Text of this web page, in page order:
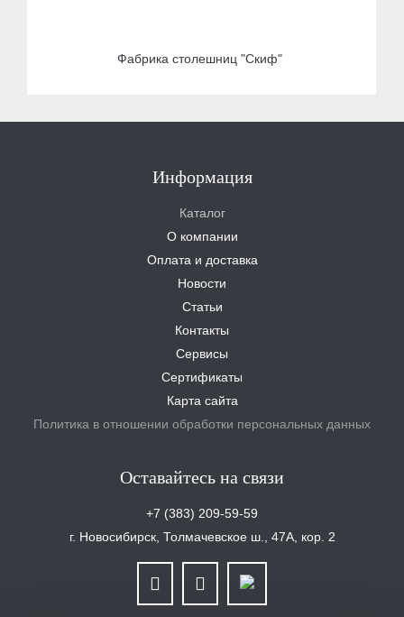
Фабрика столешниц "Скиф"
Информация
Каталог
О компании
Оплата и доставка
Новости
Статьи
Контакты
Сервисы
Сертификаты
Карта сайта
Политика в отношении обработки персональных данных
Оставайтесь на связи
+7 (383) 209-59-59
г. Новосибирск, Толмачевское ш., 47А, кор. 2